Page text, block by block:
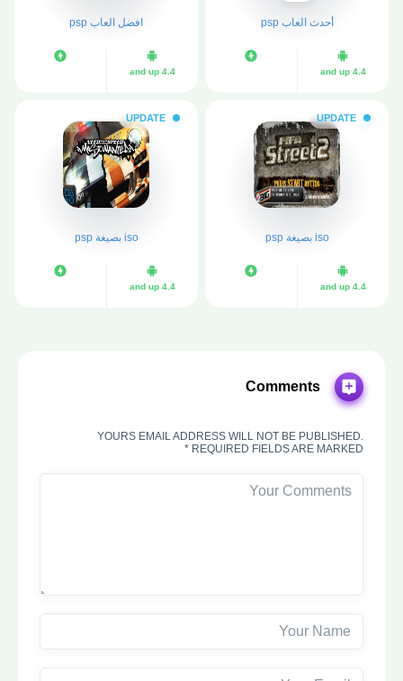
أحدث العاب psp
4.4 and up
افضل العاب psp
4.4 and up
UPDATE
iso بصيغة psp
4.4 and up
UPDATE
iso بصيغة psp
4.4 and up
Comments
YOURS EMAIL ADDRESS WILL NOT BE PUBLISHED.
REQUIRED FIELDS ARE MARKED *